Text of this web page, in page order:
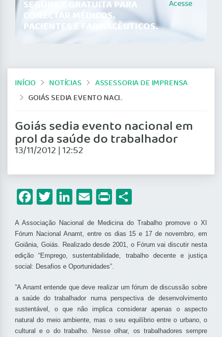
SEGURA E GRATUITA PARA
CONECTAR MÉDICOS,
PACIENTES E FARMACÊUTICOS.
Acesse
INÍCIO NOTÍCIAS
ASSESSORIA DE IMPRENSA
GOIÁS SEDIA EVENTO NACIONAL EM PROL DA SAÚDE DO TRABALHADOR
Goiás sedia evento nacional em
prol da saúde do trabalhador
13/11/2012 | 12:52
Facebook
Twitter
LinkedIn
Email
Print
A Associação Nacional de Medicina do Trabalho promove o XI
Fórum Nacional Anamt, entre os dias 15 e 17 de novembro, em
Goiânia, Goiás. Realizado desde 2001, o Fórum vai discutir nesta
edição “Emprego, sustentabilidade, trabalho decente e justiça
social: Desafios e Oportunidades”.
”A Anamt entende que deve realizar um fórum de discussão sobre
a saúde do trabalhador numa perspectiva de desenvolvimento
sustentável, o que não implica considerar apenas o aspecto
natural do meio ambiente, mas o seu equilíbrio entre o urbano, o
cultural e o do trabalho. Nesse olhar, os trabalhadores sempre